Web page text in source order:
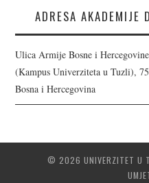
ADRESA AKADEMIJE
Ulica Armije Bosne i
(Kampus Univerziteta u Tuzli),
Bosna i Hercegovina
© 2026 UNIVERZITET U